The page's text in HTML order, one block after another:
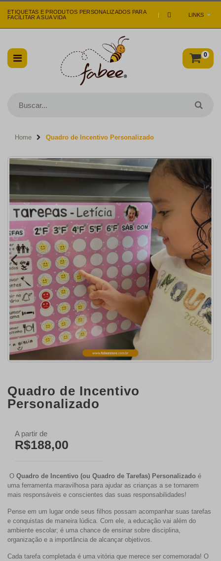
LINKS
ETIQUETAS E PRODUTOS PERSONALIZADOS PARA
FACILITAR A SUA VIDA
|
0
Home Quadro de Incentivo Personalizado
Quadro de Incentivo
Personalizado
A partir de
R$188,00
O Quadro de Incentivo (ou Quadro de Tarefas) Personalizado é
uma ferramenta maravilhosa para ajudar as crianças a se tornarem
mais responsáveis e conscientes das suas responsabilidades!
Pense em um lugar onde seus filhos possam acompanhar suas tarefas
e conquistas de maneira lúdica. Com ele, a educação vai além do
ambiente escolar; é uma chance de ensinar sobre disciplina,
organização e a importância de alcançar objetivos.
Cada tarefa completada é uma vitória que merece ser comemorada! O